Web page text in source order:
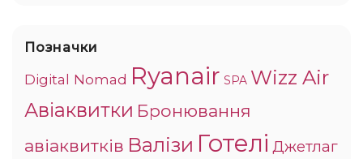
Позначки
Digital Nomad Ryanair SPA Wizz Air
Авіаквитки Бронювання
авіаквитків Валізи Готелі Джетлаг